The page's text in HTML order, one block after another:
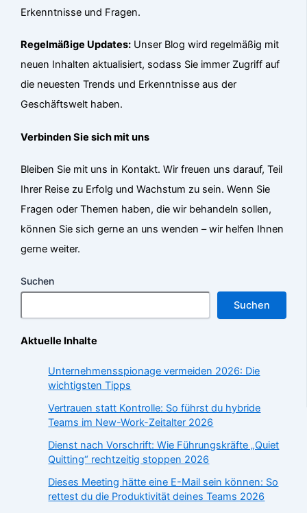
Erkenntnisse und Fragen.
Regelmäßige Updates: Unser Blog wird regelmäßig mit
neuen Inhalten aktualisiert, sodass Sie immer Zugriff auf
die neuesten Trends und Erkenntnisse aus der
Geschäftswelt haben.
Verbinden Sie sich mit uns
Bleiben Sie mit uns in Kontakt. Wir freuen uns darauf, Teil
Ihrer Reise zu Erfolg und Wachstum zu sein. Wenn Sie
Fragen oder Themen haben, die wir behandeln sollen,
können Sie sich gerne an uns wenden – wir helfen Ihnen
gerne weiter.
Suchen
Suchen
Aktuelle Inhalte
Unternehmensspionage vermeiden 2026: Die
wichtigsten Tipps
Vertrauen statt Kontrolle: So führst du hybride
Teams im New-Work-Zeitalter 2026
Dienst nach Vorschrift: Wie Führungskräfte „Quiet
Quitting“ rechtzeitig stoppen 2026
Dieses Meeting hätte eine E-Mail sein können: So
rettest du die Produktivität deines Teams 2026